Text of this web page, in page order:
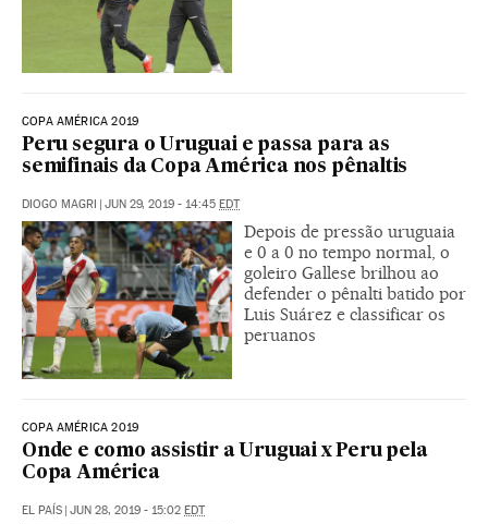
COPA AMÉRICA 2019
Peru segura o Uruguai e passa para as
semifinais da Copa América nos pênaltis
DIOGO MAGRI JUN 29, 2019 - 14:45 EDT
Depois de pressão uruguaia
e 0 a 0 no tempo normal, o
goleiro Gallese brilhou ao
defender o pênalti batido por
Luis Suárez e classificar os
peruanos
COPA AMÉRICA 2019
Onde e como assistir a Uruguai x Peru pela
Copa América
EL PAÍS | JUN 28, 2019 - 15:02 EDT